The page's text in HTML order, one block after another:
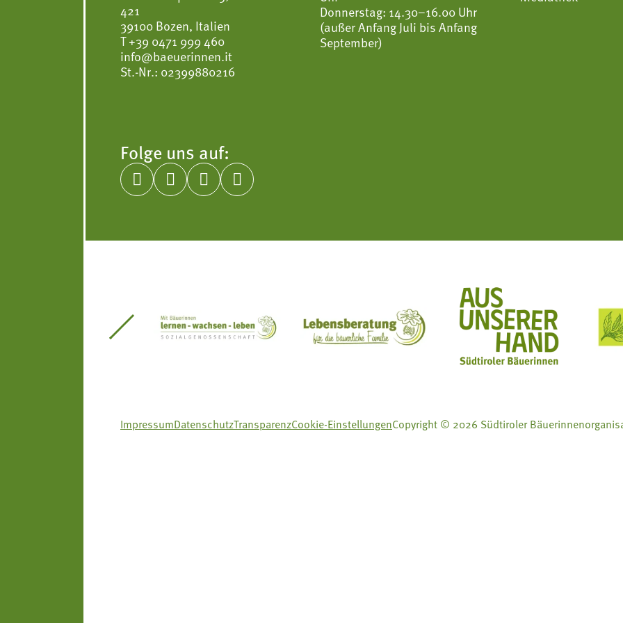
421
39100 Bozen, Italien
T+39 0471 999 460
info@baeuerinnen.it
St.-Nr.: 02399880216
Donnerstag: 14.30–16.00 Uhr
(außer Anfang Juli bis Anfang
September)
Folge uns auf:
   
Südtiroler Gärtnervereinigung Sozialgenossenschaft Mit Bäuerinnen lernen - wachsen - leben
Lebensberatung für die bäuerliche Familie
Aus unserer Hand
ImpressumDatenschutzTransparenzCookie-EinstellungenCopyright © 2026 Südtiroler